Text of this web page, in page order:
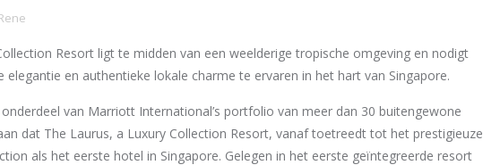
Resort ligt te midden van een weelderige tropische omgeving en nodigt
en authentieke lokale charme te ervaren in het hart van Singapore.
van Marriott International’s portfolio van meer dan 30 buitengewone
dat The Laurus, a Luxury Collection Resort, vanaf toetreedt tot het prestigieuze
als het eerste hotel in Singapore. Gelegen in het eerste geïntegreerde resort